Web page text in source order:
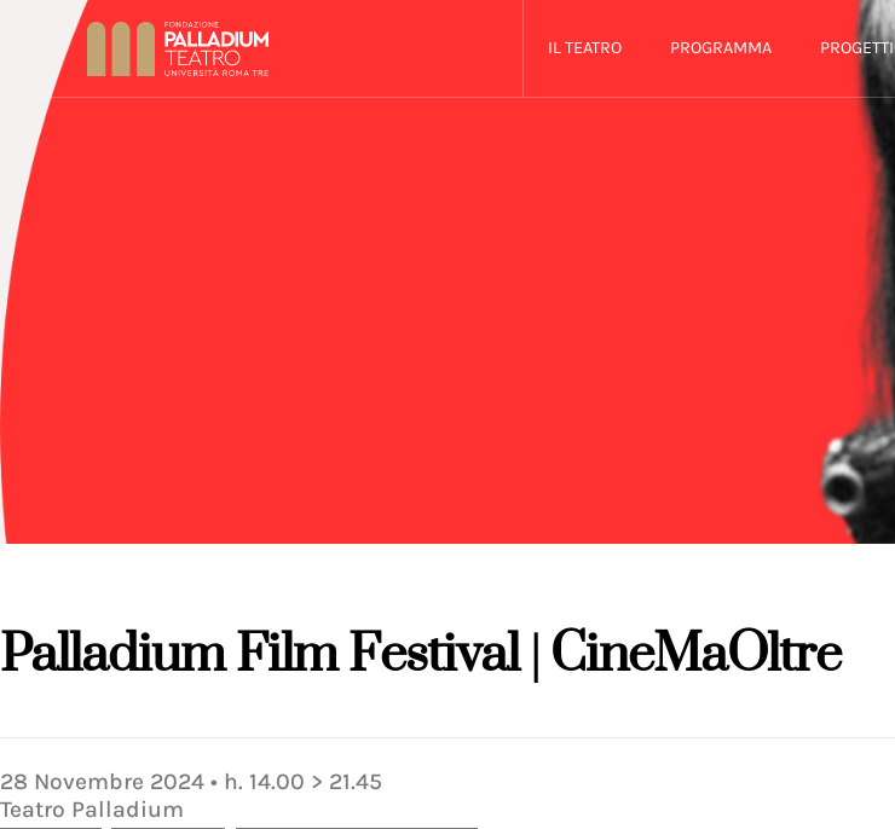
IL TEATRO PROGRAMMA PROGETTI
Palladium Film Festival | CineMaOltre
28 Novembre 2024 • h. 14.00 > 21.45
Teatro Palladium